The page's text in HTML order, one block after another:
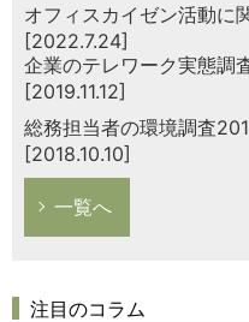
オフィスカイゼン活動に
[2022.7.24]
企業のテレワーク実態調
[2019.11.12]
総務担当者の環境調査
[2018.10.10]
一覧へ
注目のコラム